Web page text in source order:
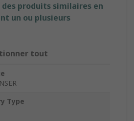
des produits similaires en
un ou plusieurs
tout
Type